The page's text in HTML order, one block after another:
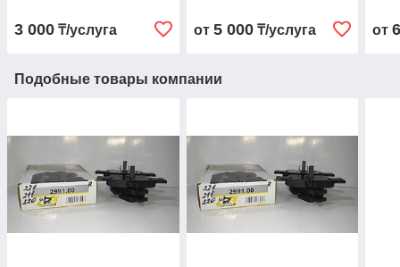
3 000 ₸/услуга от 5 000₸/услуга от
Подобные товары компании